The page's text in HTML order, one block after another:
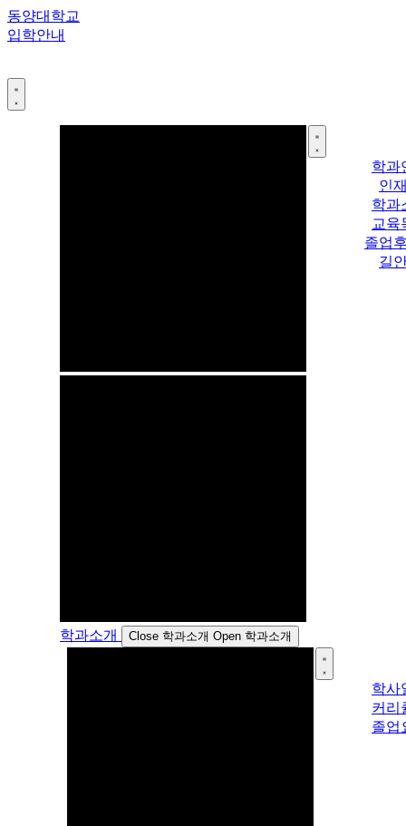
콘
텐
건
너
동양대학교
입학안내
학과소개 Close 학과소개 Open 학과소개
학과
인
학과
교육
졸업
길
학사
커리
졸업